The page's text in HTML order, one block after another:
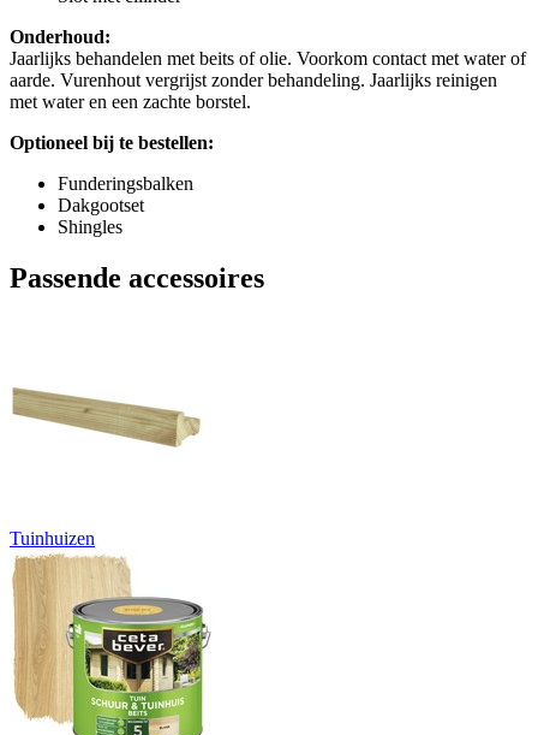
Onderhoud:
Jaarlijks behandelen met beits of olie. Voorkom contact met water of
aarde. Vurenhout vergrijst zonder behandeling. Jaarlijks reinigen
met water en een zachte borstel.
Optioneel bij te bestellen:
Funderingsbalken
Dakgootset
Shingles
Passende accessoires
Tuinhuizen